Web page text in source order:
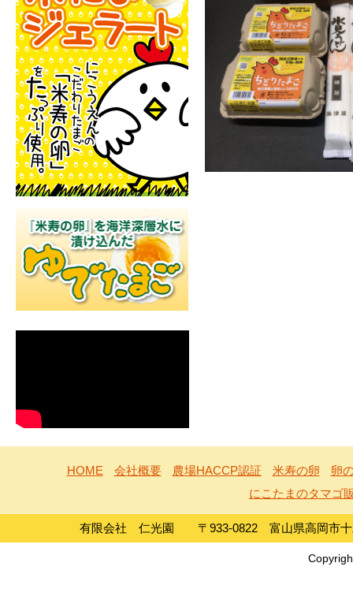
HOME 会社概要 農場HACCP認証 米寿の卵
卵
にこたまのタマゴ
有限会社 仁光園 〒933-0822 富山県高岡市十